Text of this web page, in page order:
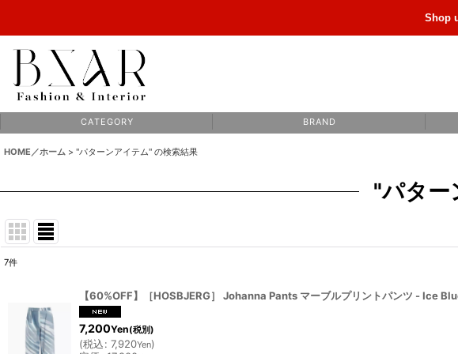
Shop
C A T E G O R Y B R A N D
HOME／ホーム > "パターンアイテム" の検索結果
"パター
表示数:
7件
【60%OFF】［HOSBJERG］ Johanna Pants マーブルプリントパンツ - Ice
7,200Yen(税別)
(税込: 7,920Yen)